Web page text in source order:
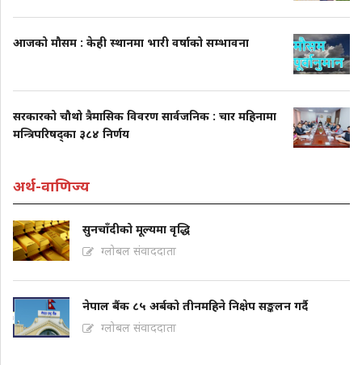
आजको मौसम : केही स्थानमा भारी वर्षाको सम्भावना
सरकारको चौथो त्रैमासिक विवरण सार्वजनिक : चार महिनामा
मन्त्रिपरिषद्का ३८४ निर्णय
अर्थ-वाणिज्य
सुनचाँदीको मूल्यमा वृद्धि
ग्लोबल संवाददाता
नेपाल बैंक ८५ अर्बको तीनमहिने निक्षेप सङ्कलन गर्दै
ग्लोबल संवाददाता